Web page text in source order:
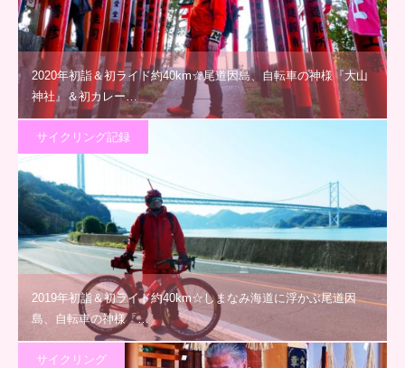
2020年初詣＆初ライド約40km☆尾道因島、自転車の神様『大山
神社』＆初カレー…
サイクリング記録
2019年初詣＆初ライド約40km☆しまなみ海道に浮かぶ尾道因
島、自転車の神様「…
サイクリング